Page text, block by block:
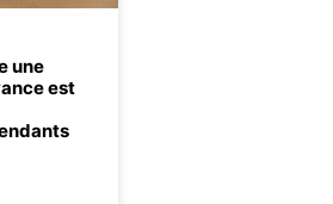
une
est